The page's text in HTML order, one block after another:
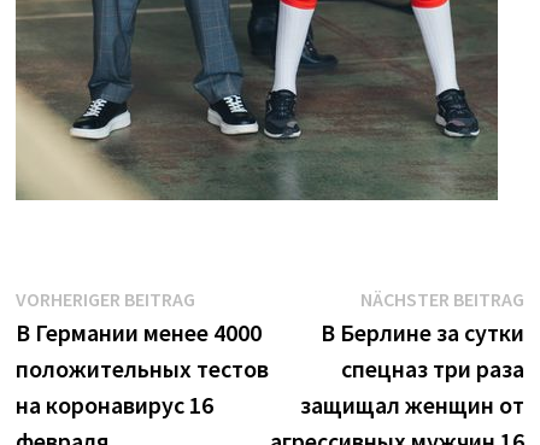
Beitrags-
Navigation
VORHERIGER BEITRAGVorheriger
Beitrag:
В Германии менее 4000
положительных тестов
на коронавирус 16
NÄCHSTER BEITRAG
В Берлине за сутки
спецназ три раза
защищал женщин от